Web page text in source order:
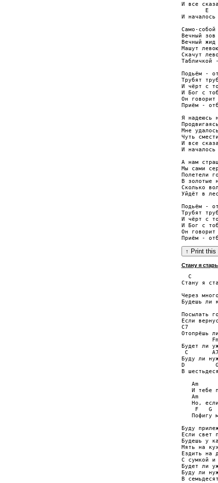
И все
E
И началось
Само-собой
Вечный
Вечный
Машут
Скачут
Табличкой
Подьём -
Трубят
И чёрт с
И Бог с
Он
Приём -
Я надеюсь
Мне
Чуть
И все
И началось
А нам
Мы сами
Полетели
В золотые
Сколько
Уйдёт в
Подьём -
Трубят
И чёрт с
И Бог с
Он
Стану я
  C
Стану я
Через
Будешь ли
Посылать
Если
C7
Отопрёшь
Будет ли
C
Буду ли
D
В
Am
И тебе
Am
Но,
F   G
Пофигу
Буду
Если свет
Будешь у
Мять на
Ездить на
С сумкой и
Будет ли
Буду ли
В